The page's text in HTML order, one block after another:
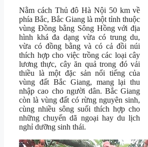
Nằm cách Thủ đô Hà Nội 50 km về
phía Bắc, Bắc Giang là một tỉnh thuộc
vùng Đồng bằng Sông Hồng với địa
hình khá đa dạng vừa có trung du,
vừa có đồng bằng và có cả đồi núi
thích hợp cho việc trồng các loại cây
lương thực, cây ăn quả trong đó vải
thiều là một đặc sản nổi tiếng của
vùng đất Bắc Giang, mang lại thu
nhập cao cho người dân. Bắc Giang
còn là vùng đất có rừng nguyên sinh,
cùng nhiều sông suối thích hợp cho
những chuyến dã ngoại hay du lịch
nghỉ dưỡng sinh thái.